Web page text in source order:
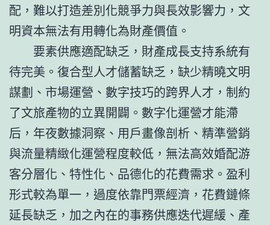
配，難以打造差別化競爭力與長效影響力，文
明資本無法有用轉化為財產價值。
要素供應適配缺乏，財產成長支持系統有
待完美。復合型人才儲蓄缺乏，缺少精曉文明
謀劃、市場運營、數字技巧的跨界人才，制約
了文旅產物的立異開闢。數字化運營才能滯
后，年夜數據洞察、用戶畫像剖析、精準營銷
與流量精緻化運營程度較低，無法高效婚配游
客分層化、特性化、品德化的花費需求。盈利
形式較為單一，過度依靠門票經濟，花費鏈條
延長缺乏，加之內在的事務供應迭代遲緩、產